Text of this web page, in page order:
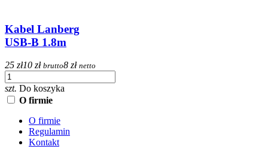
Kabel Lanberg
USB-B 1.8m
25 zł10 zł brutto8 zł netto
szt. Do koszyka
O firmie
O firmie
Regulamin
Kontakt